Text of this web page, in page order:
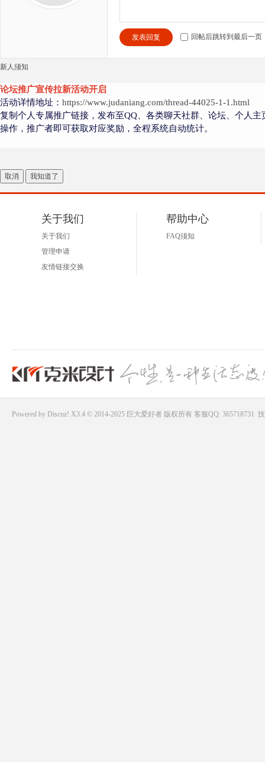
发表回复 回帖后跳转到最后一页
新人须知
论坛推广宣传拉新活动开启
活动详情地址： https://www.judaniang.com/thread-44025-1-1.html
复制个人专属推广链接，发布至QQ、各类聊天社群、论坛、个人
操作，推广者即可获取对应奖励，全程系统自动统计。
取消 我知道了
关于我们
关于我们
管理申请
友情链接交换
帮助中心
FAQ须知
Powered by Discuz! X3.4 © 2014-2025 巨大爱好者版权所有 客服QQ: 365718731